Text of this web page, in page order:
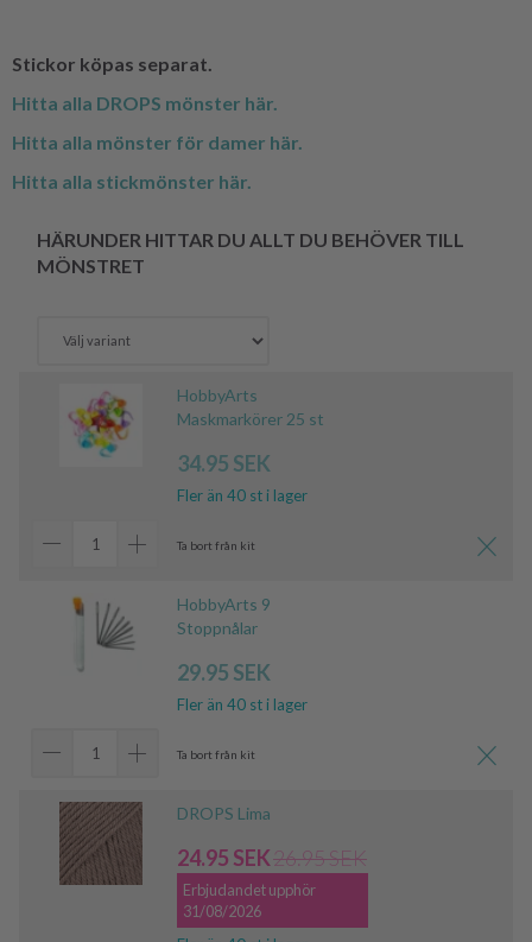
Stickor köpas separat.
Hitta alla DROPS mönster här.
Hitta alla mönster för damer här.
Hitta alla stickmönster här.
HÄRUNDER HITTAR DU ALLT DU BEHÖVER TILL
MÖNSTRET
HobbyArts
Maskmarkörer 25 st
34.95 SEK
Fler än 40 st i lager
Ta bort från kit
HobbyArts 9
Stoppnålar
29.95 SEK
Fler än 40 st i lager
Ta bort från kit
DROPS Lima
24.95 SEK26.95 SEK
Erbjudandet upphör
31/08/2026